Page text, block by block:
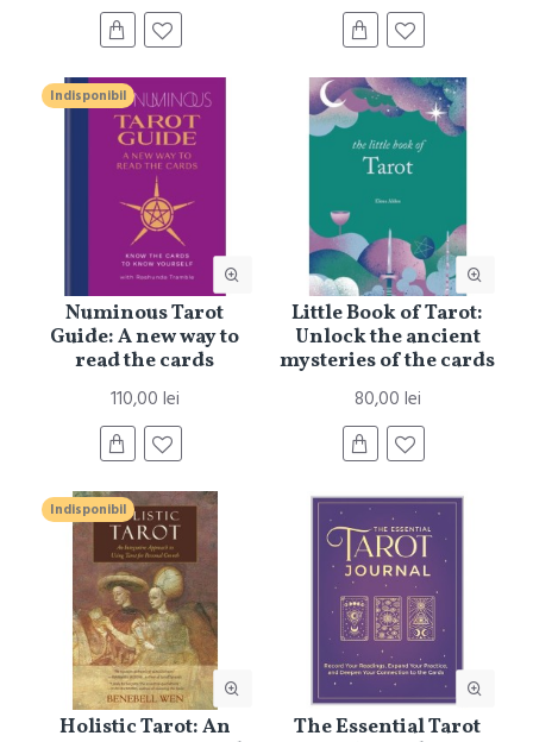
Indisponibil
Numinous Tarot
Guide: A new way to
read the cards
110,00 lei
Little Book of Tarot:
Unlock the ancient
mysteries of the cards
80,00 lei
Indisponibil
Holistic Tarot: An
The Essential Tarot